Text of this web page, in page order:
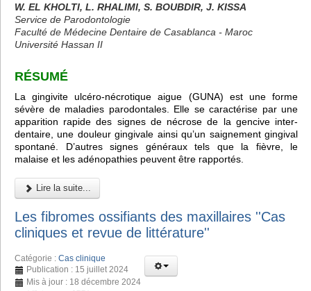
W. EL KHOLTI, L. RHALIMI, S. BOUBDIR, J. KISSA
Service de Parodontologie
Faculté de Médecine Dentaire de Casablanca - Maroc
Université Hassan II
RÉSUMÉ
La gingivite ulcéro-nécrotique aigue (GUNA) est une forme
sévère de maladies parodontales. Elle se caractérise par une
apparition rapide des signes de nécrose de la gencive inter-
dentaire, une douleur gingivale ainsi qu’un saignement gingival
spontané. D’autres signes généraux tels que la fièvre, le
malaise et les adénopathies peuvent être rapportés.
Lire la suite...
Les fibromes ossifiants des maxillaires ''Cas
cliniques et revue de littérature''
Catégorie : Cas clinique
Publication : 15 juillet 2024
Mis à jour : 18 décembre 2024